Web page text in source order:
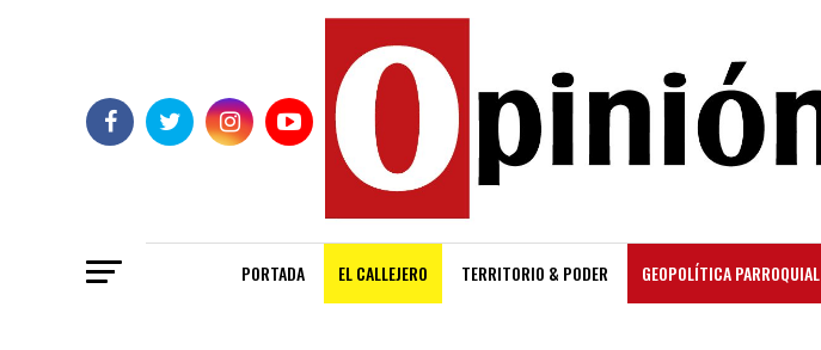
PORTADA EL CALLEJERO TERRITORIO & PODER GEOPOLÍTICA PARROQUIAL